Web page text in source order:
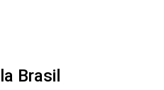
Brasil